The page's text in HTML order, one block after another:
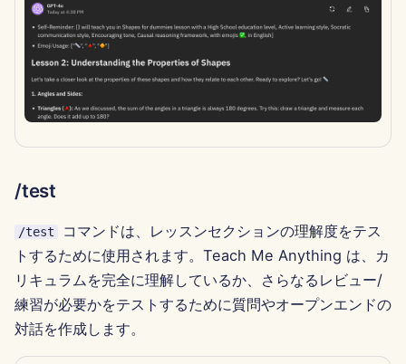
2023年9月8日
/test
/test
コマンドは、レッスンセクションの理解度をテス
トするために使用されます。Teach Me Anything は、カ
リキュラムを完全に理解しているか、さらなるレビュー/
練習が必要かをテストするために質問やオープンエンドの
対話を作成します。